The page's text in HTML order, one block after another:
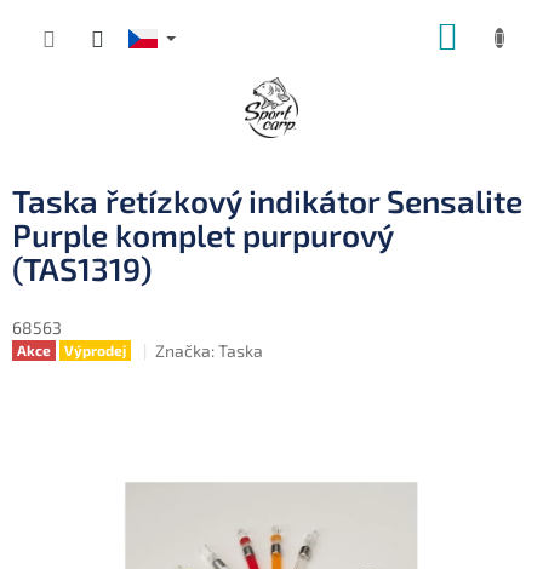
Taska řetízkový indikátor Sensalite
Purple komplet purpurový
(TAS1319)
68563
Akce Výprodej Značka:Taska